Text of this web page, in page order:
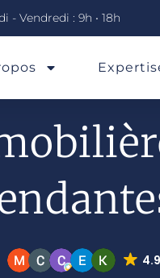
- Vendredi : 9h • 18h